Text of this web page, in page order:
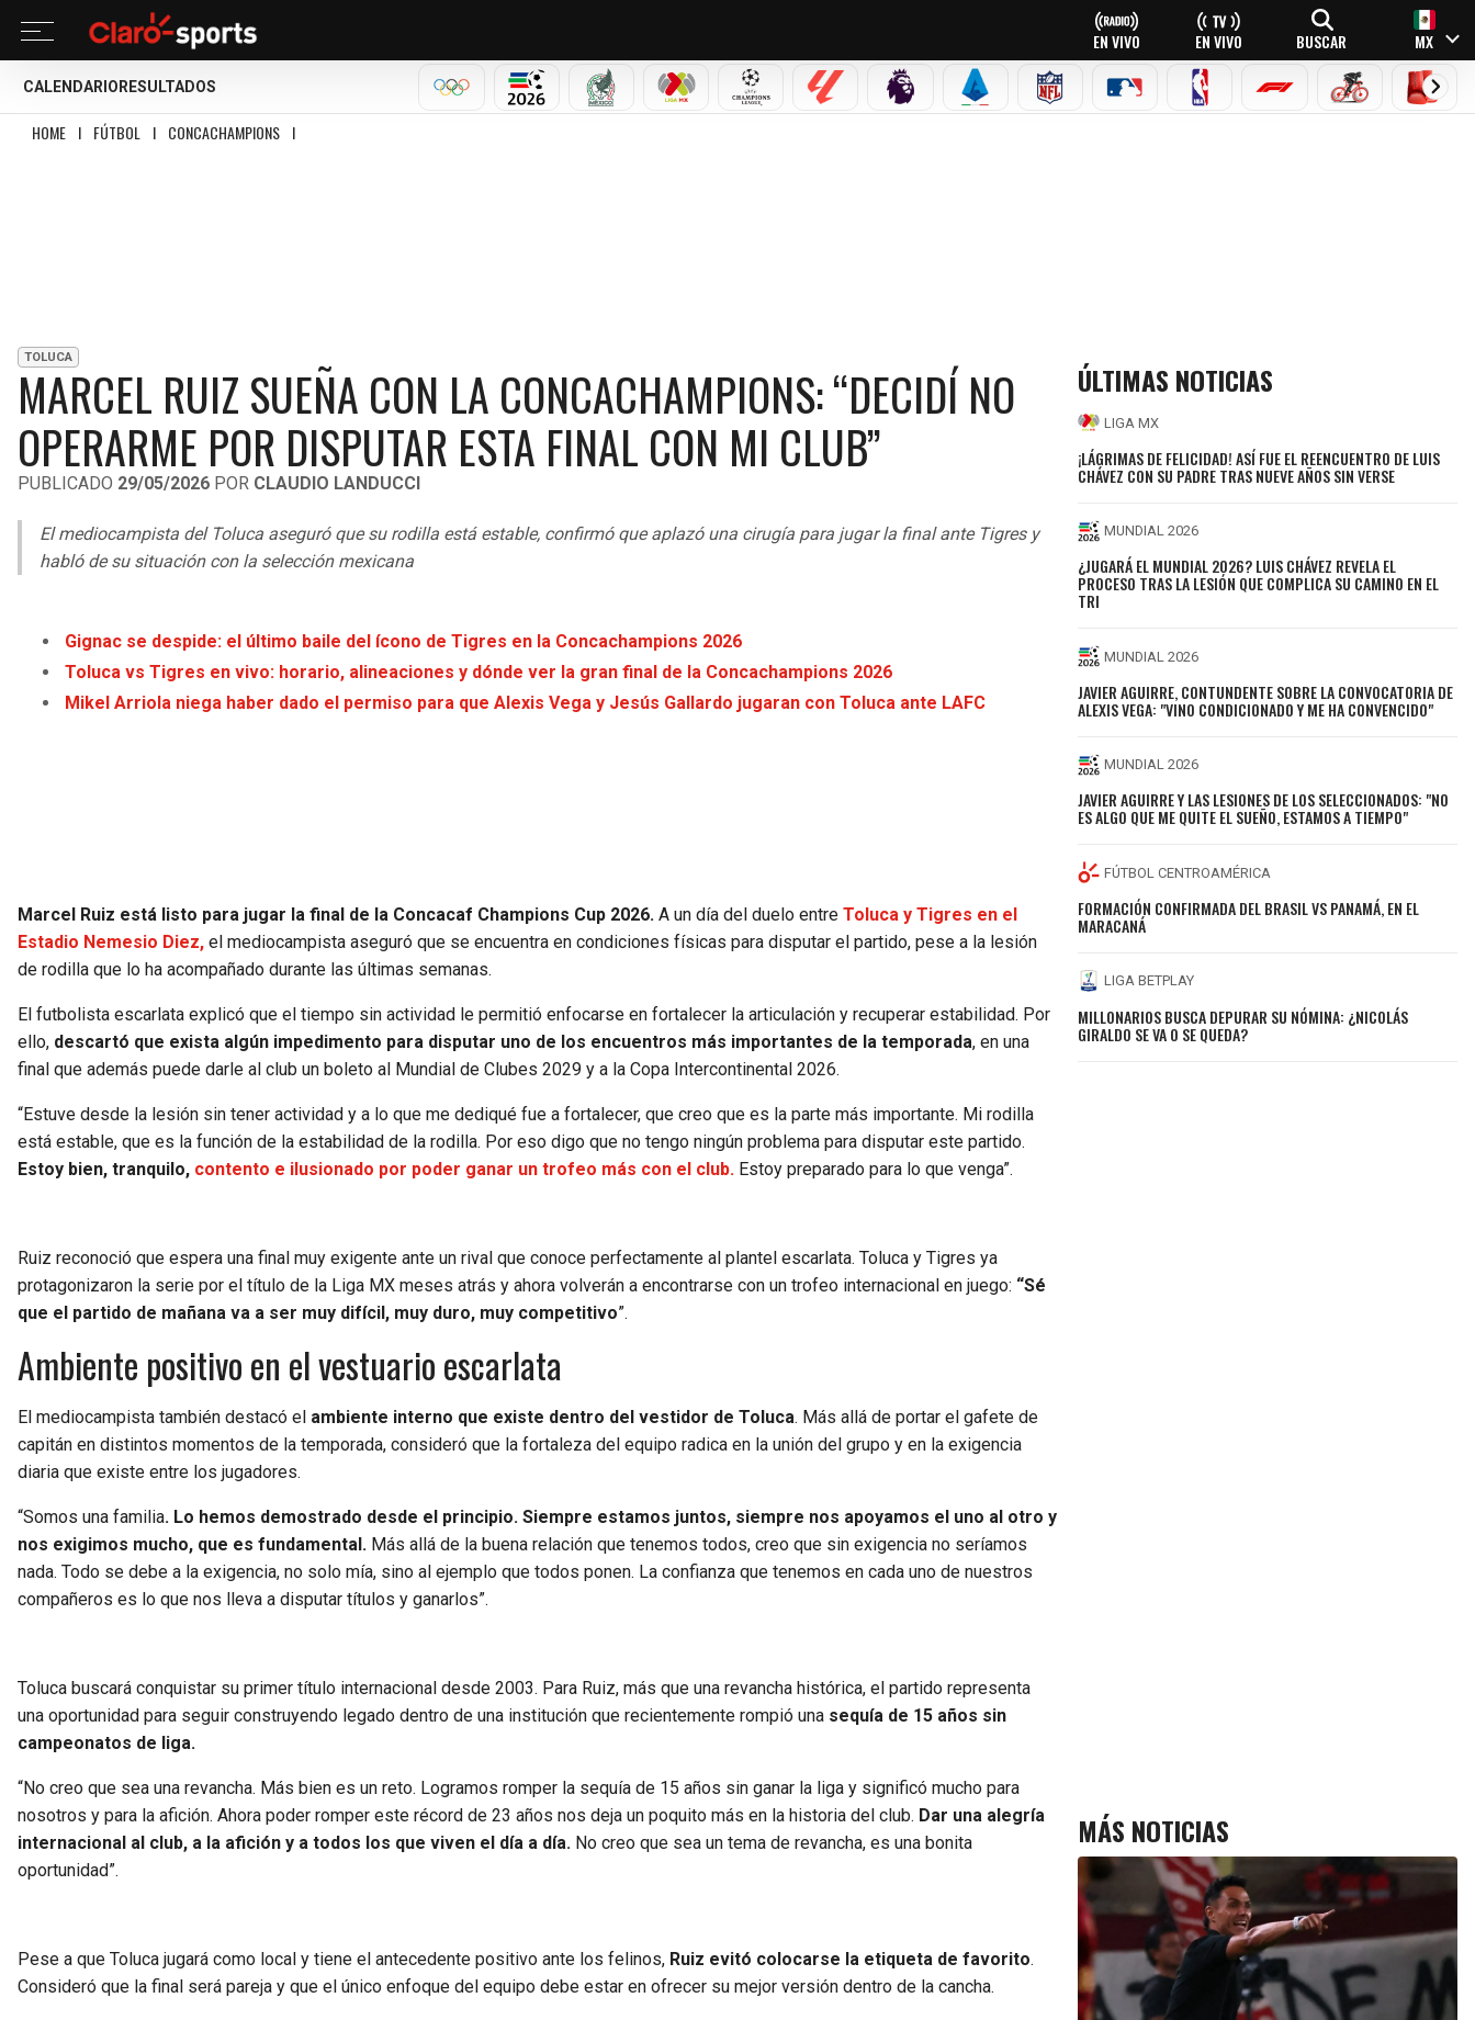
EN VIVO EN VIVO BUSCAR MX
CALENDARIO RESULTADOS
OLÍMPICOSMUNDIAL 2026SELECCIÓN MEXICANA
LIGA MX CHAMPIONS LEAGUE
LALIGA PREMIER LEAGUE
SERIE A NFL MLB NBA FÓRMULA 1CICLISMOBOXEO
HOME I FÚTBOL I CONCACHAMPIONS I
TOLUCA
MARCEL RUIZ SUEÑA CON LA CONCACHAMPIONS: “DECIDÍ NO
OPERARME POR DISPUTAR ESTA FINAL CON MI CLUB”
PUBLICADO 29/05/2026 POR CLAUDIO LANDUCCI
El mediocampista del Toluca aseguró que su rodilla está estable, confirmó que aplazó una cirugía para jugar la final ante Tigres y
habló de su situación con la selección mexicana
Gignac se despide: el último baile del ícono de Tigres en la Concachampions 2026
Toluca vs Tigres en vivo: horario, alineaciones y dónde ver la gran final de la Concachampions 2026
Mikel Arriola niega haber dado el permiso para que Alexis Vega y Jesús Gallardo jugaran con Toluca ante LAFC
Marcel Ruiz está listo para jugar la final de la Concacaf Champions Cup 2026. A un día del duelo entre Toluca y Tigres en el
Estadio Nemesio Diez, el mediocampista aseguró que se encuentra en condiciones físicas para disputar el partido, pese a la lesión
de rodilla que lo ha acompañado durante las últimas semanas.
El futbolista escarlata explicó que el tiempo sin actividad le permitió enfocarse en fortalecer la articulación y recuperar estabilidad. Por
ello, descartó que exista algún impedimento para disputar uno de los encuentros más importantes de la temporada, en una
final que además puede darle al club un boleto al Mundial de Clubes 2029 y a la Copa Intercontinental 2026.
“Estuve desde la lesión sin tener actividad y a lo que me dediqué fue a fortalecer, que creo que es la parte más importante. Mi rodilla
está estable, que es la función de la estabilidad de la rodilla. Por eso digo que no tengo ningún problema para disputar este partido.
Estoy bien, tranquilo, contento e ilusionado por poder ganar un trofeo más con el club. Estoy preparado para lo que venga”.
Ruiz reconoció que espera una final muy exigente ante un rival que conoce perfectamente al plantel escarlata. Toluca y Tigres ya
protagonizaron la serie por el título de la Liga MX meses atrás y ahora volverán a encontrarse con un trofeo internacional en juego: “Sé
que el partido de mañana va a ser muy difícil, muy duro, muy competitivo”.
Ambiente positivo en el vestuario escarlata
El mediocampista también destacó el ambiente interno que existe dentro del vestidor de Toluca. Más allá de portar el gafete de
capitán en distintos momentos de la temporada, consideró que la fortaleza del equipo radica en la unión del grupo y en la exigencia
diaria que existe entre los jugadores.
“Somos una familia. Lo hemos demostrado desde el principio. Siempre estamos juntos, siempre nos apoyamos el uno al otro y
nos exigimos mucho, que es fundamental. Más allá de la buena relación que tenemos todos, creo que sin exigencia no seríamos
nada. Todo se debe a la exigencia, no solo mía, sino al ejemplo que todos ponen. La confianza que tenemos en cada uno de nuestros
compañeros es lo que nos lleva a disputar títulos y ganarlos”.
Toluca buscará conquistar su primer título internacional desde 2003. Para Ruiz, más que una revancha histórica, el partido representa
una oportunidad para seguir construyendo legado dentro de una institución que recientemente rompió una sequía de 15 años sin
campeonatos de liga.
“No creo que sea una revancha. Más bien es un reto. Logramos romper la sequía de 15 años sin ganar la liga y significó mucho para
nosotros y para la afición. Ahora poder romper este récord de 23 años nos deja un poquito más en la historia del club. Dar una alegría
internacional al club, a la afición y a todos los que viven el día a día. No creo que sea un tema de revancha, es una bonita
oportunidad”.
Pese a que Toluca jugará como local y tiene el antecedente positivo ante los felinos, Ruiz evitó colocarse la etiqueta de favorito.
Consideró que la final será pareja y que el único enfoque del equipo debe estar en ofrecer su mejor versión dentro de la cancha.
ÚLTIMAS NOTICIAS
LIGA MX
¡LÁGRIMAS DE FELICIDAD! ASÍ FUE EL REENCUENTRO DE LUIS
CHÁVEZ CON SU PADRE TRAS NUEVE AÑOS SIN VERSE
MUNDIAL 2026
¿JUGARÁ EL MUNDIAL 2026? LUIS CHÁVEZ REVELA EL
PROCESO TRAS LA LESIÓN QUE COMPLICA SU CAMINO EN EL
TRI
MUNDIAL 2026
JAVIER AGUIRRE, CONTUNDENTE SOBRE LA CONVOCATORIA DE
ALEXIS VEGA: "VINO CONDICIONADO Y ME HA CONVENCIDO"
MUNDIAL 2026
JAVIER AGUIRRE Y LAS LESIONES DE LOS SELECCIONADOS: "NO
ES ALGO QUE ME QUITE EL SUEÑO, ESTAMOS A TIEMPO"
FÚTBOL CENTROAMÉRICA
FORMACIÓN CONFIRMADA DEL BRASIL VS PANAMÁ, EN EL
MARACANÁ
LIGA BETPLAY
MILLONARIOS BUSCA DEPURAR SU NÓMINA: ¿NICOLÁS
GIRALDO SE VA O SE QUEDA?
MÁS NOTICIAS